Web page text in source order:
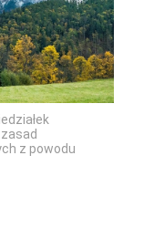
z powodu